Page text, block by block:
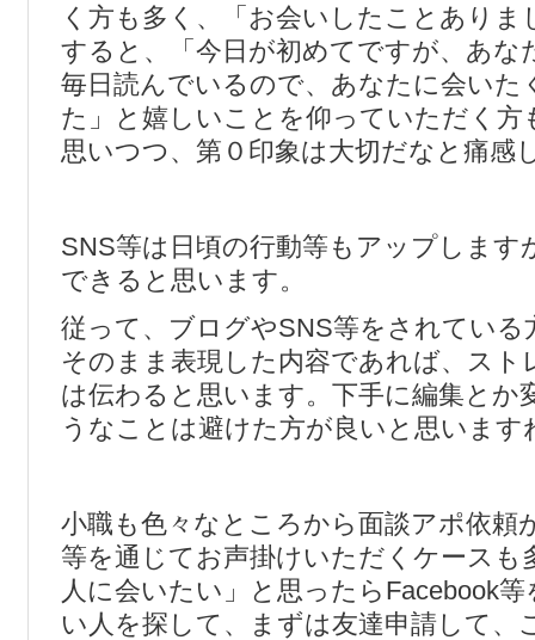
く方も多く、「お会いしたことありま
すると、「今日が初めてですが、あな
毎日読んでいるので、あなたに会いた
た」と嬉しいことを仰っていただく方
思いつつ、第０印象は大切だなと痛感
SNS等は日頃の行動等もアップします
できると思います。
従って、ブログやSNS等をされている
そのまま表現した内容であれば、スト
は伝わると思います。下手に編集とか
うなことは避けた方が良いと思います
小職も色々なところから面談アポ依頼
等を通じてお声掛けいただくケースも
人に会いたい」と思ったらFacebook
い人を探して、まずは友達申請して、